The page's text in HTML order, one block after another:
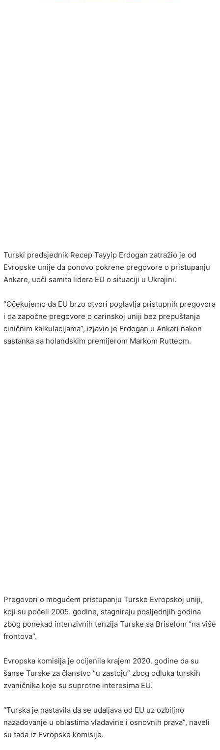
Turski predsjednik Recep Tayyip Erdogan zatražio je od
Evropske unije da ponovo pokrene pregovore o pristupanju
Ankare, uoči samita lidera EU o situaciji u Ukrajini.
“Očekujemo da EU brzo otvori poglavlja pristupnih pregovora
i da započne pregovore o carinskoj uniji bez prepuštanja
ciničnim kalkulacijama”, izjavio je Erdogan u Ankari nakon
sastanka sa holandskim premijerom Markom Rutteom.
Pregovori o mogućem pristupanju Turske Evropskoj uniji,
koji su počeli 2005. godine, stagniraju posljednjih godina
zbog ponekad intenzivnih tenzija Turske sa Briselom “na više
frontova”.
Evropska komisija je ocijenila krajem 2020. godine da su
šanse Turske za članstvo “u zastoju” zbog odluka turskih
zvaničnika koje su suprotne interesima EU.
“Turska je nastavila da se udaljava od EU uz ozbiljno
nazadovanje u oblastima vladavine i osnovnih prava”, naveli
su tada iz Evropske komisije.